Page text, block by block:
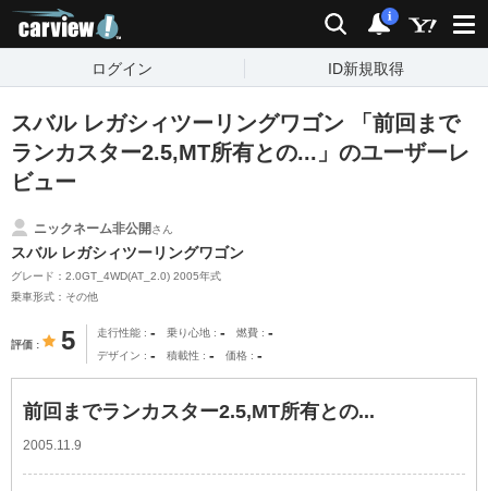
検索 通知
i
ログイン ID新規取得
スバル レガシィツーリングワゴン 「前回まで
ランカスター2.5,MT所有との...」のユーザーレ
ビュー
ニックネーム非公開さん
スバル レガシィツーリングワゴン
グレード：2.0GT_4WD(AT_2.0) 2005年式
乗車形式：その他
評価 5 走行性能 - 乗り心地 - 燃費 -
デザイン - 積載性 - 価格 -
前回までランカスター2.5,MT所有との...
2005.11.9